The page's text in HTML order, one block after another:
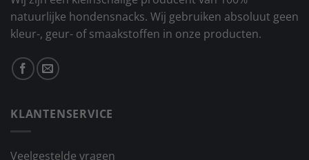
natuurlijke hondensnacks. Wij gebruiken absoluut geen
kleur-, geur- of smaakstoffen in onze producten.
KLANTENSERVICE
Veelgestelde vragen